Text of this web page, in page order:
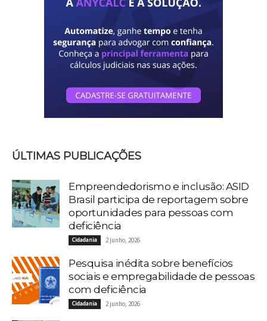
ÚLTIMAS PUBLICAÇÕES
Empreendedorismo e inclusão: ASID
Brasil participa de reportagem sobre
oportunidades para pessoas com
deficiência
Cidadania 2 junho, 2026
Pesquisa inédita sobre benefícios
sociais e empregabilidade de pessoas
com deficiência
Cidadania 2 junho, 2026